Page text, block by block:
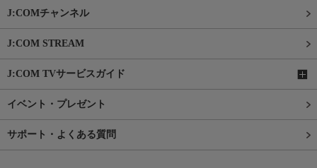
J:COMチャンネル
J:COM STREAM
J:COM TVサービスガイド
イベント・プレゼント
サポート・よくある質問